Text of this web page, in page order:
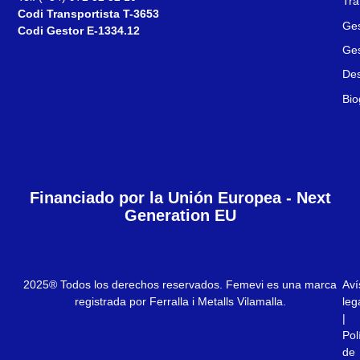
Codi Transportista T-3653
Codi Gestor E-1334.12
Financiado por la Unión Europea - Next
Generation EU
2025® Todos los derechos reservados. Femevi es una marca
registrada por Ferralla i Metalls Vilamalla.
|
de